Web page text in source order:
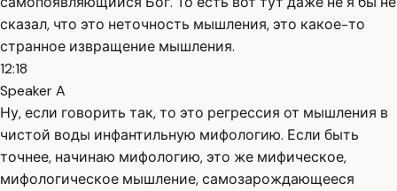
сказал, что это неточность мышления, это какое-то
странное извращение мышления.
12:18
Speaker A
Ну, если говорить так, то это регрессия от мышления в
чистой воды инфантильную мифологию. Если быть
точнее, начинаю мифологию, это же мифическое,
мифологическое мышление, самозарождающееся